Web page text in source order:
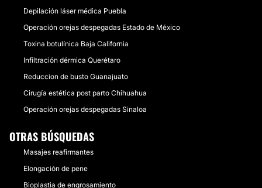
Depilación láser médica Puebla
Operación orejas despegadas Estado de México
Toxina botulínica Baja California
Infiltración dérmica Querétaro
Reduccion de busto Guanajuato
Cirugía estética post parto Chihuahua
Operación orejas despegadas Sinaloa
OTRAS BÚSQUEDAS
Masajes reafirmantes
Elongación de pene
Bioplastia de engrosamiento